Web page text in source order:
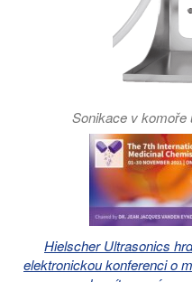
Sonikace v komoře
Hielscher Ultrasonics
elektronickou konferenci o